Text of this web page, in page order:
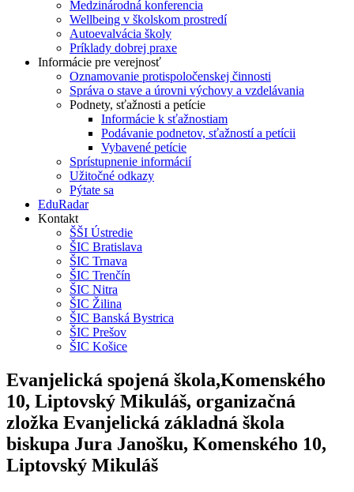
Medzinárodná konferencia
Wellbeing v školskom prostredí
Autoevalvácia školy
Príklady dobrej praxe
Informácie pre verejnosť
Oznamovanie protispoločenskej činnosti
Správa o stave a úrovni výchovy a vzdelávania
Podnety, sťažnosti a petície
Informácie k sťažnostiam
Podávanie podnetov, sťažností a petícii
Vybavené petície
Sprístupnenie informácií
Užitočné odkazy
Pýtate sa
EduRadar
Kontakt
ŠŠI Ústredie
ŠIC Bratislava
ŠIC Trnava
ŠIC Trenčín
ŠIC Nitra
ŠIC Žilina
ŠIC Banská Bystrica
ŠIC Prešov
ŠIC Košice
Evanjelická spojená škola,Komenského
10, Liptovský Mikuláš, organizačná
zložka Evanjelická základná škola
biskupa Jura Janošku, Komenského 10,
Liptovský Mikuláš